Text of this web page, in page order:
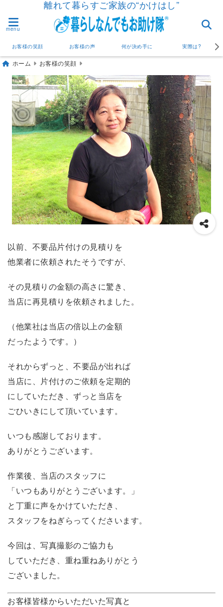
離れて暮らすご家族の“かけはし”
menu
お客様の笑顔 お客様の声 何が決め手に 実際は?
ホーム お客様の笑顔
以前、不要品片付けの見積りを
他業者に依頼されたそうですが、
その見積りの金額の高さに驚き、
当店に再見積りを依頼されました。
（他業社は当店の倍以上の金額
だったようです。）
それからずっと、不要品が出れば
当店に、片付けのご依頼を定期的
にしていただき、ずっと当店を
ごひいきにして頂いています。
いつも感謝しております。
ありがとうございます。
作業後、当店のスタッフに
「いつもありがとうございます。」
と丁重に声をかけていただき、
スタッフをねぎらってくださいます。
今回は、写真撮影のご協力も
していただき、重ね重ねありがとう
ございました。
お客様皆様からいただいた写真と